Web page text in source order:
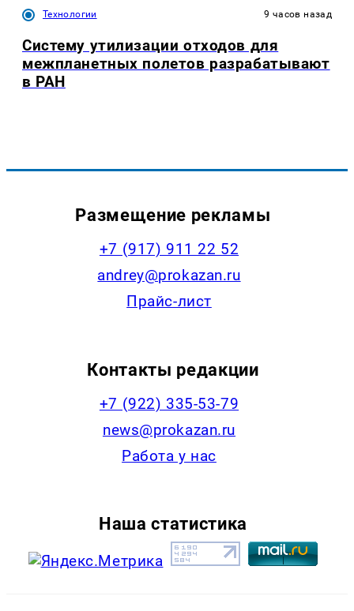
Технологии 9 часов назад
Систему утилизации отходов для
межпланетных полетов разрабатывают
в РАН
Размещение рекламы
+7 (917) 911 22 52
andrey@prokazan.ru
Прайс-лист
Контакты редакции
+7 (922) 335-53-79
news@prokazan.ru
Работа у нас
Наша статистика